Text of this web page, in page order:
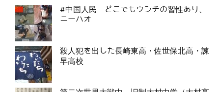
#中国人民 どこでもウンチの習性あり、
ニーハオ
殺人犯を出した長崎東高・佐世保北高・諫
早高校